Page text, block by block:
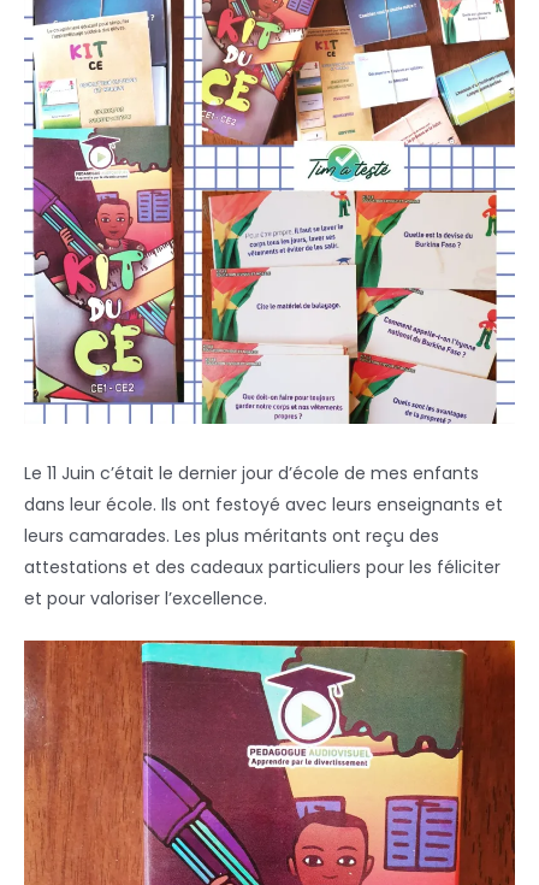
Le 11 Juin c’était le dernier jour d’école de mes enfants
dans leur école. Ils ont festoyé avec leurs enseignants et
leurs camarades. Les plus méritants ont reçu des
attestations et des cadeaux particuliers pour les féliciter
et pour valoriser l’excellence.